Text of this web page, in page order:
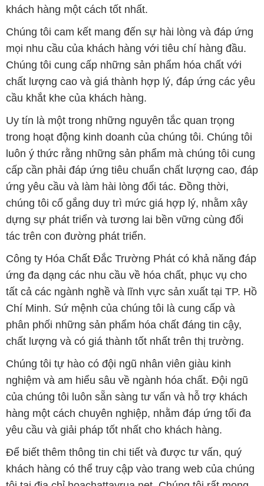
khách hàng một cách tốt nhất.
Chúng tôi cam kết mang đến sự hài lòng và đáp ứng
mọi nhu cầu của khách hàng với tiêu chí hàng đầu.
Chúng tôi cung cấp những sản phẩm hóa chất với
chất lượng cao và giá thành hợp lý, đáp ứng các yêu
cầu khắt khe của khách hàng.
Uy tín là một trong những nguyên tắc quan trọng
trong hoạt động kinh doanh của chúng tôi. Chúng tôi
luôn ý thức rằng những sản phẩm mà chúng tôi cung
cấp cần phải đáp ứng tiêu chuẩn chất lượng cao, đáp
ứng yêu cầu và làm hài lòng đối tác. Đồng thời,
chúng tôi cố gắng duy trì mức giá hợp lý, nhằm xây
dựng sự phát triển và tương lai bền vững cùng đối
tác trên con đường phát triển.
Công ty Hóa Chất Đắc Trường Phát có khả năng đáp
ứng đa dạng các nhu cầu về hóa chất, phục vụ cho
tất cả các ngành nghề và lĩnh vực sản xuất tại TP. Hồ
Chí Minh. Sứ mệnh của chúng tôi là cung cấp và
phân phối những sản phẩm hóa chất đáng tin cậy,
chất lượng và có giá thành tốt nhất trên thị trường.
Chúng tôi tự hào có đội ngũ nhân viên giàu kinh
nghiệm và am hiểu sâu về ngành hóa chất. Đội ngũ
của chúng tôi luôn sẵn sàng tư vấn và hỗ trợ khách
hàng một cách chuyên nghiệp, nhằm đáp ứng tối đa
yêu cầu và giải pháp tốt nhất cho khách hàng.
Để biết thêm thông tin chi tiết và được tư vấn, quý
khách hàng có thể truy cập vào trang web của chúng